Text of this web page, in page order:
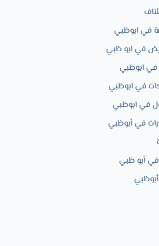
في ابوظبي
في ابو ظبي
في ابوظبي
في ابوظبي
في ابوظبي
في أبوظبي
في أبو ظبي